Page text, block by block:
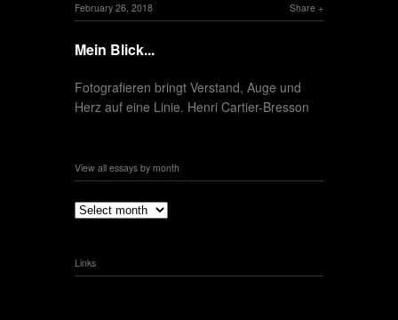
Share
February 26, 2018
Mein Blick...
Fotografieren bringt Verstand, Auge und
Herz auf eine Linie. Henri Cartier-Bresson
View all essays by month
Links